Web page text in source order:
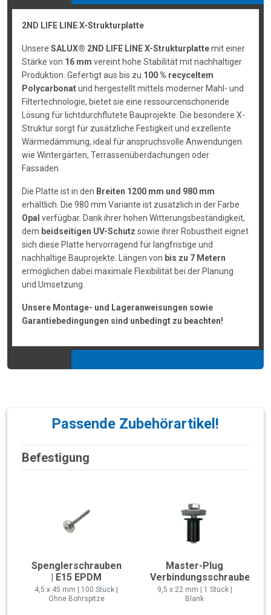
2ND LIFE LINE X-Strukturplatte
Unsere SALUX® 2ND LIFE LINE X-Strukturplattemit einer
Stärke von 16 mm vereint hohe Stabilität mit nachhaltiger
Produktion. Gefertigt aus bis zu 100 % recyceltem
Polycarbonatund hergestellt mittels moderner Mahl- und
Filtertechnologie, bietet sie eine ressourcenschonende
Lösung für lichtdurchflutete Bauprojekte. Die besondere X-
Struktur sorgt für zusätzliche Festigkeit und exzellente
Wärmedämmung, ideal für anspruchsvolle Anwendungen
wie Wintergärten, Terrassenüberdachungen oder
Fassaden.
Die Platte ist in den Breiten 1200 mm und 980 mm
erhältlich. Die 980 mm Variante ist zusätzlich in der Farbe
Opal verfügbar. Dank ihrer hohen Witterungsbeständigkeit,
dem beidseitigen UV-Schutz sowie ihrer Robustheit eignet
sich diese Platte hervorragend für langfristige und
nachhaltige Bauprojekte. Längen von bis zu 7 Metern
ermöglichen dabei maximale Flexibilität bei der Planung
und Umsetzung.
Unsere Montage- und Lageranweisungen sowie
Garantiebedingungen sind unbedingt zu beachten!
Passende Zubehörartikel!
Befestigung
Spenglerschrauben
| E15 EPDM
4,5 x 45 mm | 100 Stück |
Ohne Bohrspitze
Master-Plug
Verbindungsschraube
9,5 x 22 mm | 1 Stück |
Blank